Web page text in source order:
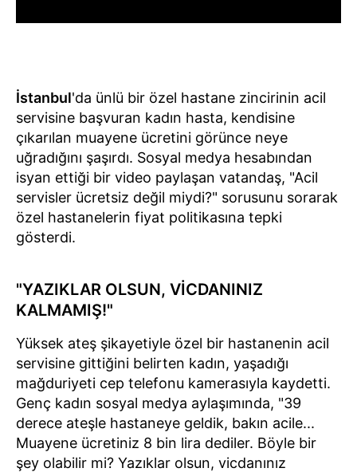
İstanbul'da ünlü bir özel hastane zincirinin acil
servisine başvuran kadın hasta, kendisine
çıkarılan muayene ücretini görünce neye
uğradığını şaşırdı. Sosyal medya hesabından
isyan ettiği bir video paylaşan vatandaş, "Acil
servisler ücretsiz değil miydi?" sorusunu sorarak
özel hastanelerin fiyat politikasına tepki
gösterdi.
"YAZIKLAR OLSUN, VİCDANINIZ
KALMAMIŞ!"
Yüksek ateş şikayetiyle özel bir hastanenin acil
servisine gittiğini belirten kadın, yaşadığı
mağduriyeti cep telefonu kamerasıyla kaydetti.
Genç kadın sosyal medya aylaşımında, "39
derece ateşle hastaneye geldik, bakın acile...
Muayene ücretiniz 8 bin lira dediler. Böyle bir
şey olabilir mi? Yazıklar olsun, vicdanınız